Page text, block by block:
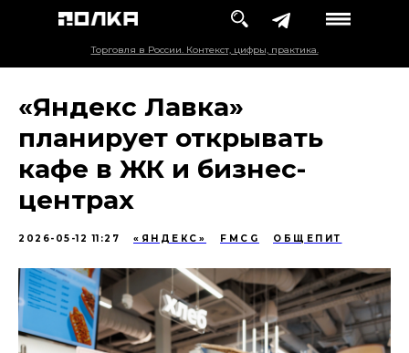
Торговля в России. Контекст, цифры, практика.
«Яндекс Лавка»
планирует открывать
кафе в ЖК и бизнес-
центрах
2026-05-12 11:27 «ЯНДЕКС» FMCG ОБЩЕПИТ